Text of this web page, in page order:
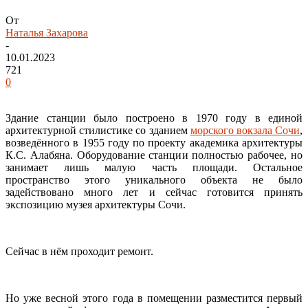
От
Наталья Захарова
-
10.01.2023
721
0
Здание станции было построено в 1970 году в единой
архитектурной стилистике со зданием морского вокзала Сочи,
возведённого в 1955 году по проекту академика архитектуры
К.С. Алабяна. Оборудование станции полностью рабочее, но
занимает лишь малую часть площади. Остальное
пространство этого уникального объекта не было
задействовано много лет и сейчас готовится принять
экспозицию музея архитектуры Сочи.
Сейчас в нём проходит ремонт.
Но уже весной этого года в помещении разместится первый